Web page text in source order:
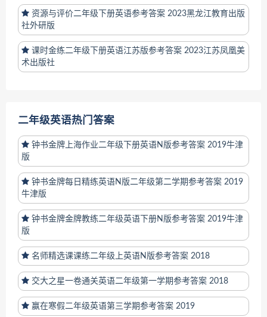
资源与评价二年级下册英语参考答案 2023黑龙江教育出版
社外研版
课时金练二年级下册英语江苏版参考答案 2023江苏凤凰美
术出版社
二年级英语热门答案
钟书金牌上海作业二年级下册英语N版参考答案 2019牛津
版
钟书金牌每日精练英语N版二年级第二学期参考答案 2019
牛津版
钟书金牌金牌教练二年级英语下册N版参考答案 2019牛津
版
名师精选课课练二年级上英语N版参考答案 2018
交大之星一卷通关英语二年级第一学期参考答案 2018
赢在寒假二年级英语第三学期参考答案 2019